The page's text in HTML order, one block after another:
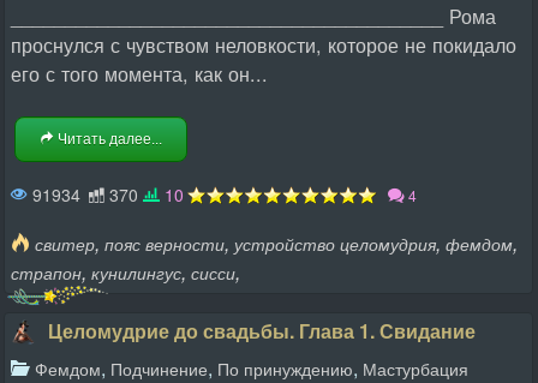
________________________________________ Рома
проснулся с чувством неловкости, которое не покидало
его с того момента, как он...
Читать далее...
91934 370 10 4
свитер, пояс верности, устройство целомудрия, фемдом,
страпон, кунилингус, сисси,
Целомудрие до свадьбы. Глава 1. Свидание
Фемдом, Подчинение, По принуждению, Мастурбация